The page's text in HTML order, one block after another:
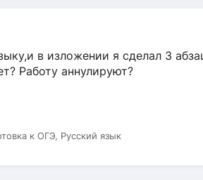
в изложении я сделал 3
Работу аннулируют?
к ОГЭ, Русский язык